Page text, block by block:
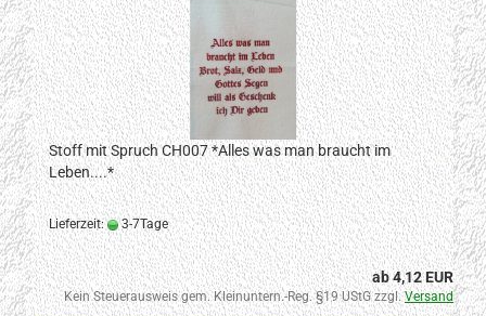
Stoff mit Spruch CH007 *Alles was man braucht im
Leben....*
Lieferzeit: 3-7Tage
ab 4,12 EUR
Kein Steuerausweis gem. Kleinuntern.-Reg. §19 UStG zzgl.Versand